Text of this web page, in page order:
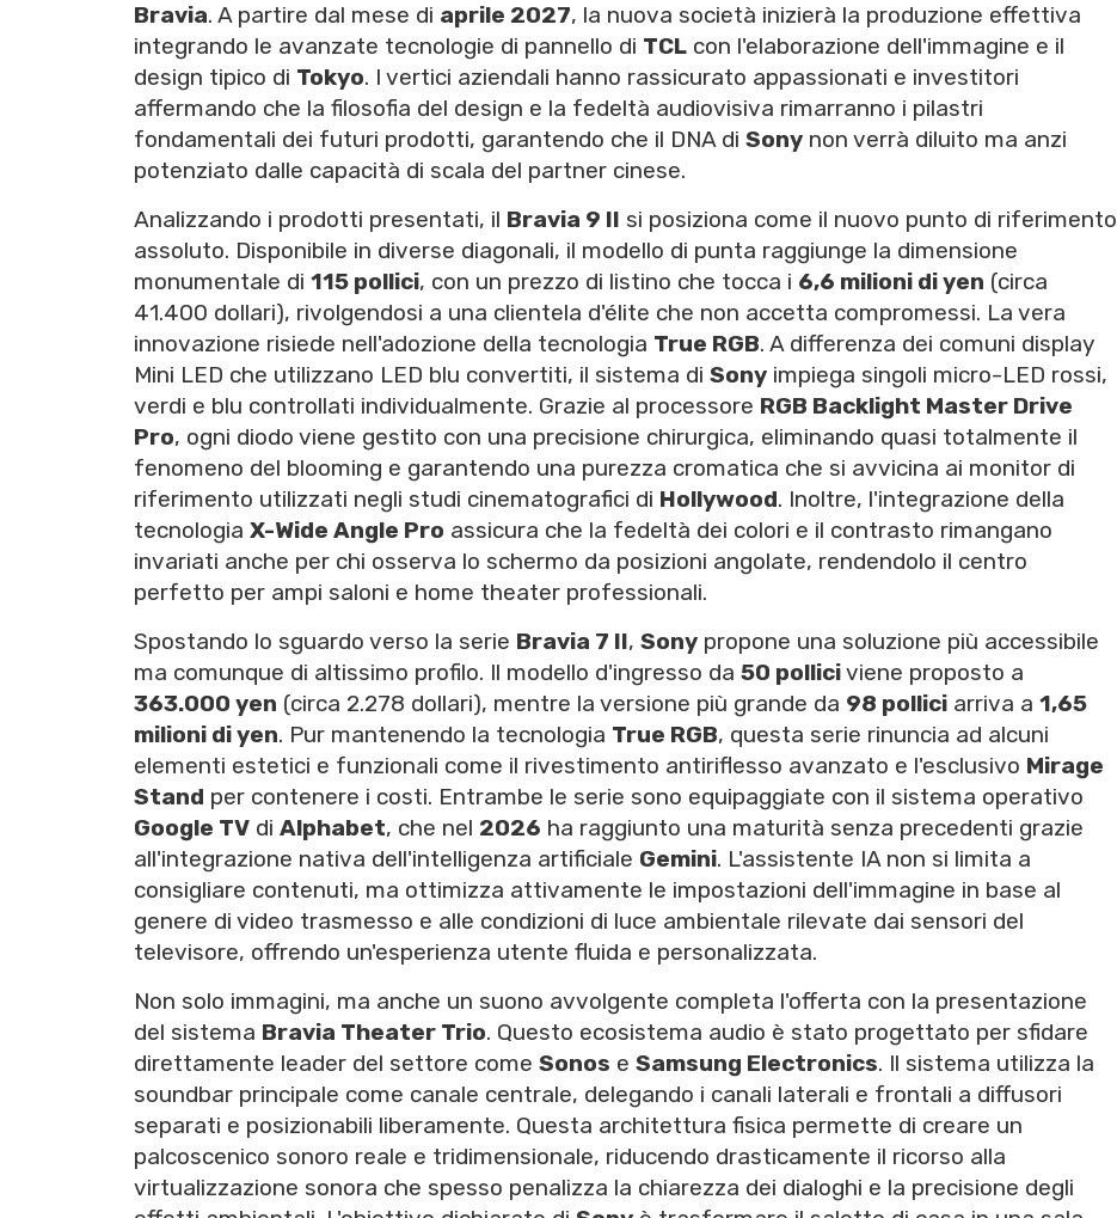
Bravia. A partire dal mese di aprile 2027, la nuova società inizierà la produzione effettiva
integrando le avanzate tecnologie di pannello di TCL con l'elaborazione dell'immagine e il
design tipico di Tokyo. I vertici aziendali hanno rassicurato appassionati e investitori
affermando che la filosofia del design e la fedeltà audiovisiva rimarranno i pilastri
fondamentali dei futuri prodotti, garantendo che il DNA di Sony non verrà diluito ma anzi
potenziato dalle capacità di scala del partner cinese.
Analizzando i prodotti presentati, il Bravia 9 II si posiziona come il nuovo punto di riferimento
assoluto. Disponibile in diverse diagonali, il modello di punta raggiunge la dimensione
monumentale di 115 pollici, con un prezzo di listino che tocca i 6,6 milioni di yen (circa
41.400 dollari), rivolgendosi a una clientela d'élite che non accetta compromessi. La vera
innovazione risiede nell'adozione della tecnologia True RGB. A differenza dei comuni display
Mini LED che utilizzano LED blu convertiti, il sistema di Sony impiega singoli micro-LED rossi,
verdi e blu controllati individualmente. Grazie al processore RGB Backlight Master Drive
Pro, ogni diodo viene gestito con una precisione chirurgica, eliminando quasi totalmente il
fenomeno del blooming e garantendo una purezza cromatica che si avvicina ai monitor di
riferimento utilizzati negli studi cinematografici di Hollywood. Inoltre, l'integrazione della
tecnologia X-Wide Angle Pro assicura che la fedeltà dei colori e il contrasto rimangano
invariati anche per chi osserva lo schermo da posizioni angolate, rendendolo il centro
perfetto per ampi saloni e home theater professionali.
Spostando lo sguardo verso la serie Bravia 7 II, Sony propone una soluzione più accessibile
ma comunque di altissimo profilo. Il modello d'ingresso da 50 polliciviene proposto a
363.000 yen (circa 2.278 dollari), mentre la versione più grande da 98 pollici arriva a 1,65
milioni di yen. Pur mantenendo la tecnologia True RGB, questa serie rinuncia ad alcuni
elementi estetici e funzionali come il rivestimento antiriflesso avanzato e l'esclusivo Mirage
Stand per contenere i costi. Entrambe le serie sono equipaggiate con il sistema operativo
Google TV di Alphabet, che nel 2026 ha raggiunto una maturità senza precedenti grazie
all'integrazione nativa dell'intelligenza artificiale Gemini. L'assistente IA non si limita a
consigliare contenuti, ma ottimizza attivamente le impostazioni dell'immagine in base al
genere di video trasmesso e alle condizioni di luce ambientale rilevate dai sensori del
televisore, offrendo un'esperienza utente fluida e personalizzata.
Non solo immagini, ma anche un suono avvolgente completa l'offerta con la presentazione
del sistema Bravia Theater Trio. Questo ecosistema audio è stato progettato per sfidare
direttamente leader del settore come Sonos e Samsung Electronics. Il sistema utilizza la
soundbar principale come canale centrale, delegando i canali laterali e frontali a diffusori
separati e posizionabili liberamente. Questa architettura fisica permette di creare un
palcoscenico sonoro reale e tridimensionale, riducendo drasticamente il ricorso alla
virtualizzazione sonora che spesso penalizza la chiarezza dei dialoghi e la precisione degli